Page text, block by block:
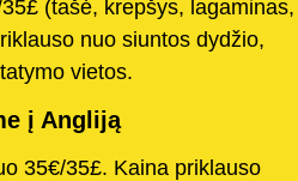
(tašė, krepšys, lagaminas,
nuo siuntos dydžio,
vietos.
į Angliją
35€/35£. Kaina priklauso